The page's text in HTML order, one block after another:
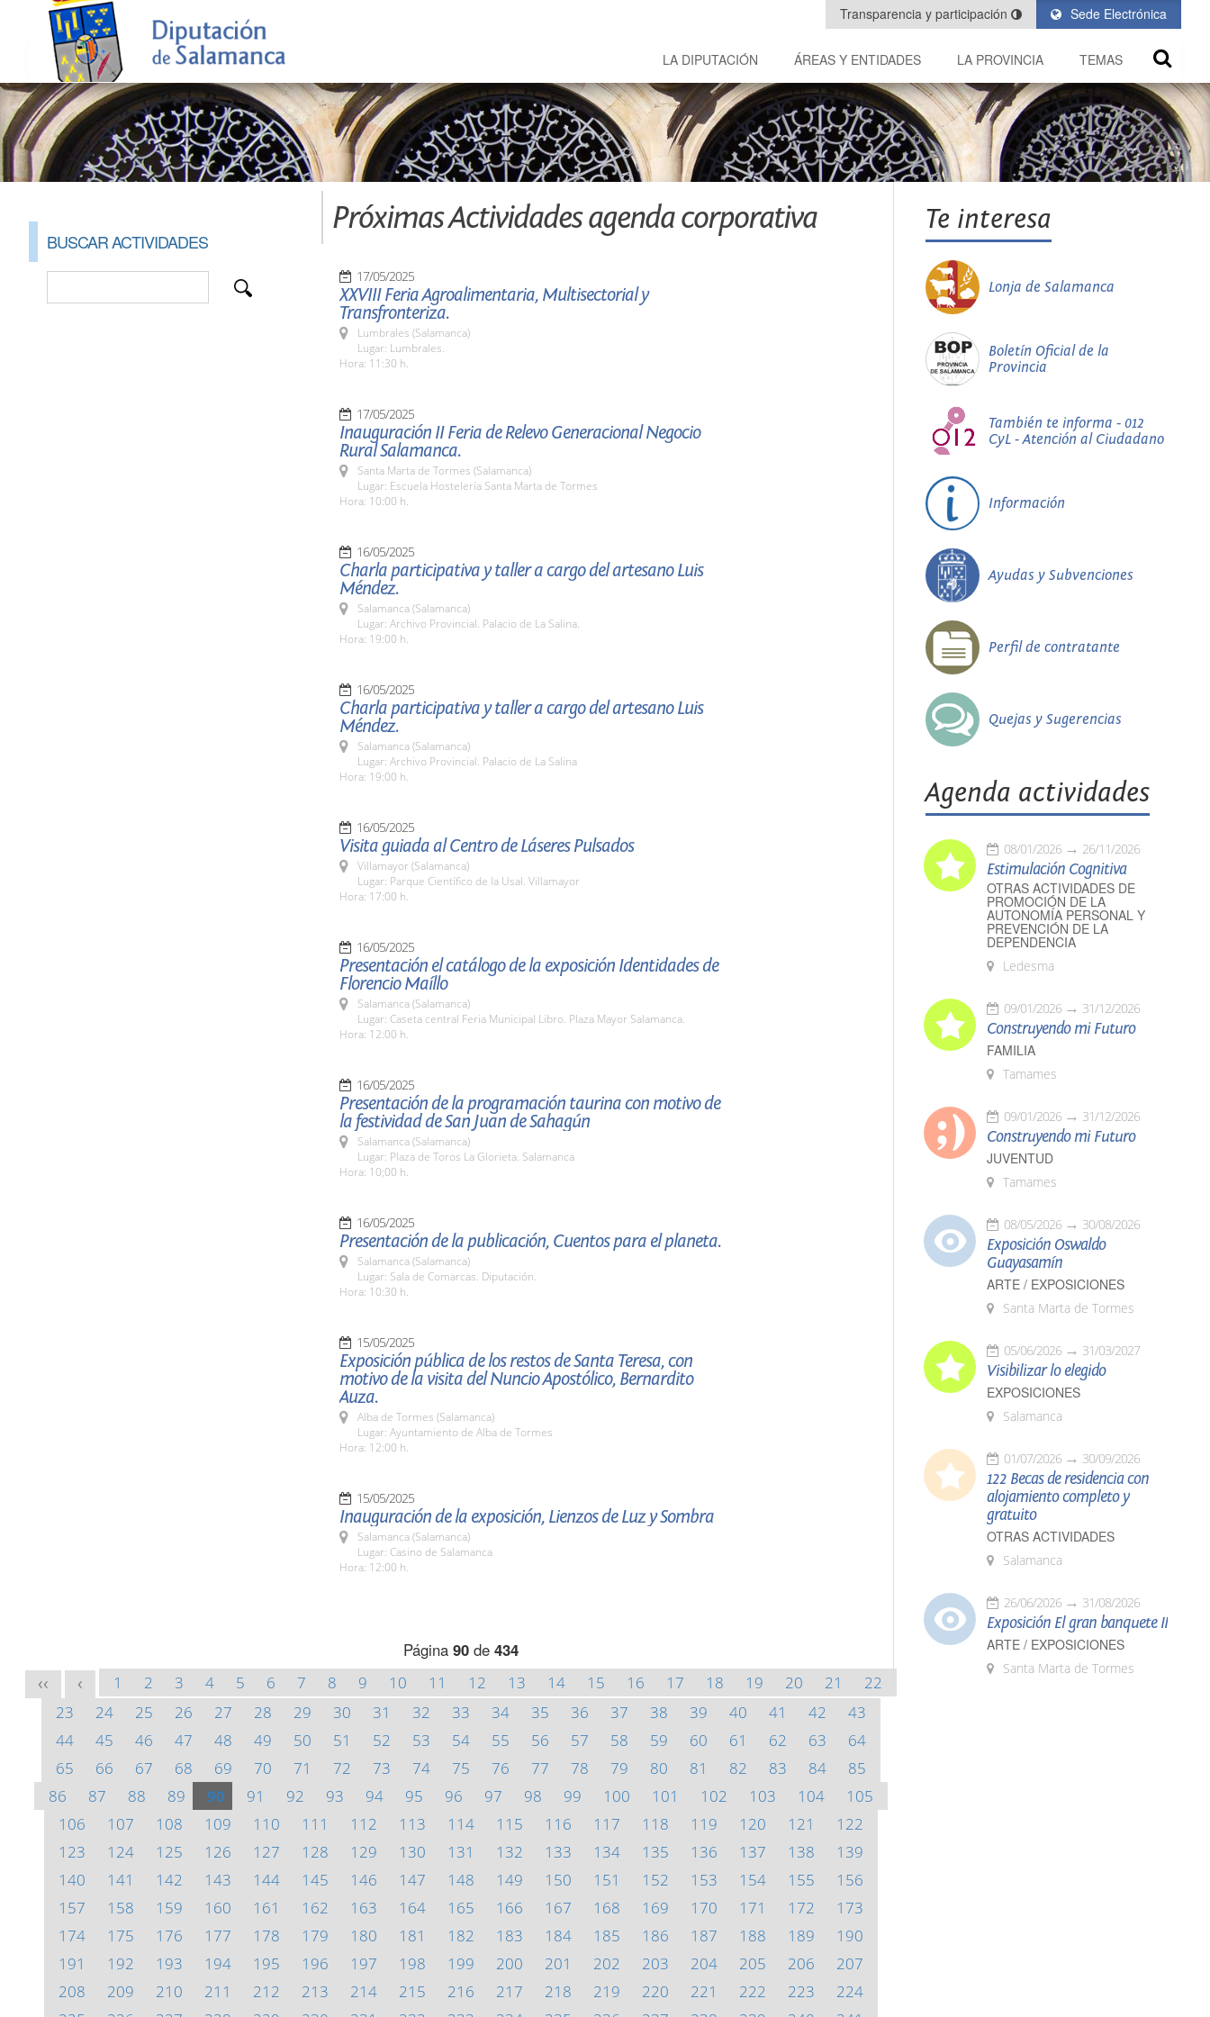
Sede Electrónica
Transparencia y participación
LA DIPUTACIÓN ÁREAS Y ENTIDADES LA PROVINCIA TEMAS
BUSCAR ACTIVIDADES
Próximas Actividades agenda corporativa
17/05/2025
XXVIII Feria Agroalimentaria, Multisectorial y
Transfronteriza.
Lumbrales (Salamanca)
Lugar: Lumbrales.
Hora: 11:30 h.
17/05/2025
Inauguración II Feria de Relevo Generacional Negocio
Rural Salamanca.
Santa Marta de Tormes (Salamanca)
Lugar: Escuela Hostelería Santa Marta de Tormes
Hora: 10:00 h.
16/05/2025
Charla participativa y taller a cargo del artesano Luis
Méndez.
Salamanca (Salamanca)
Lugar: Archivo Provincial. Palacio de La Salina.
Hora: 19:00 h.
16/05/2025
Charla participativa y taller a cargo del artesano Luis
Méndez.
Salamanca (Salamanca)
Lugar: Archivo Provincial. Palacio de La Salina
Hora: 19:00 h.
16/05/2025
Visita guiada al Centro de Láseres Pulsados
Villamayor (Salamanca)
Lugar: Parque Científico de la Usal. Villamayor
Hora: 17:00 h.
16/05/2025
Presentación el catálogo de la exposición Identidades de
Florencio Maíllo
Salamanca (Salamanca)
Lugar: Caseta central Feria Municipal Libro. Plaza Mayor Salamanca.
Hora: 12:00 h.
16/05/2025
Presentación de la programación taurina con motivo de
la festividad de San Juan de Sahagún
Salamanca (Salamanca)
Lugar: Plaza de Toros La Glorieta. Salamanca
Hora: 10;00 h.
16/05/2025
Presentación de la publicación, Cuentos para el planeta.
Salamanca (Salamanca)
Lugar: Sala de Comarcas. Diputación.
Hora: 10:30 h.
15/05/2025
Exposición pública de los restos de Santa Teresa, con
motivo de la visita del Nuncio Apostólico, Bernardito
Auza.
Alba de Tormes (Salamanca)
Lugar: Ayuntamiento de Alba de Tormes
Hora: 12:00 h.
15/05/2025
Inauguración de la exposición, Lienzos de Luz y Sombra
Salamanca (Salamanca)
Lugar: Casino de Salamanca
Hora: 12:00 h.
Página 90 de 434
<< < 1 2 3 4 5 6 7 8 9 10 11 12 13 14 15 16 17 18 19 20 21
22
23
24 25 26 27 28 29 30 31 32 33 34 35 36 37 38 39 40 41 42
43
44
45 46 47 48 49 50 51 52 53 54 55 56 57 58 59 60 61 62 63
64
65
66 67 68 69 70 71 72 73 74 75 76 77 78 79 80 81 82 83 84
85
86
87 88 89 90 91 92 93 94 95 96 97 98 99 100 101 102 103 104
105
106
107 108 109 110 111 112 113 114 115 116 117 118 119 120 121
122
123
124 125 126 127 128 129 130 131 132 133 134 135 136 137 138
139
140
141 142 143 144 145 146 147 148 149 150 151 152 153 154 155
156
157
158 159 160 161 162 163 164 165 166 167 168 169 170 171 172
173
174
175 176 177 178 179 180 181 182 183 184 185 186 187 188 189
190
191
192 193 194 195 196 197 198 199 200 201 202 203 204 205 206
207
208
209 210 211 212 213 214 215 216 217 218 219 220 221 222 223
224
Te interesa
Lonja de Salamanca
Boletín Oficial de la
Provincia
También te informa - 012
CyL - Atención al Ciudadano
Información
Ayudas y Subvenciones
Perfil de contratante
Quejas y Sugerencias
Agenda actividades
08/01/2026 26/11/2026
Estimulación Cognitiva
OTRAS ACTIVIDADES DE
PROMOCIÓN DE LA
AUTONOMÍA PERSONAL Y
PREVENCIÓN DE LA
DEPENDENCIA
Ledesma
09/01/2026 31/12/2026
Construyendo mi Futuro
FAMILIA
Tamames
09/01/2026 31/12/2026
Construyendo mi Futuro
JUVENTUD
Tamames
08/05/2026 30/08/2026
Exposición Oswaldo
Guayasamín
ARTE / EXPOSICIONES
Santa Marta de Tormes
05/06/2026 31/03/2027
Visibilizar lo elegido
EXPOSICIONES
Salamanca
01/07/2026 30/09/2026
122 Becas de residencia con
alojamiento completo y
gratuito
OTRAS ACTIVIDADES
Salamanca
26/06/2026 31/08/2026
Exposición El gran banquete II
ARTE / EXPOSICIONES
Santa Marta de Tormes